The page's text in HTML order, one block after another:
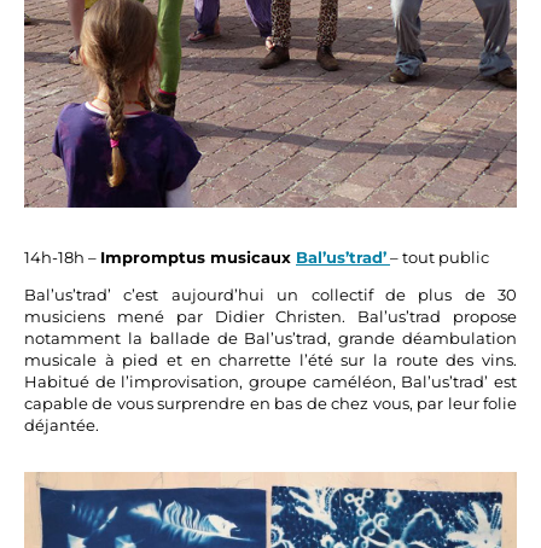
14h-18h – Impromptus musicaux Bal’us’trad’– tout public
Bal’us’trad’ c’est aujourd’hui un collectif de plus de 30
musiciens mené par Didier Christen. Bal’us’trad propose
notamment la ballade de Bal’us’trad, grande déambulation
musicale à pied et en charrette l’été sur la route des vins.
Habitué de l’improvisation, groupe caméléon, Bal’us’trad’ est
capable de vous surprendre en bas de chez vous, par leur folie
déjantée.